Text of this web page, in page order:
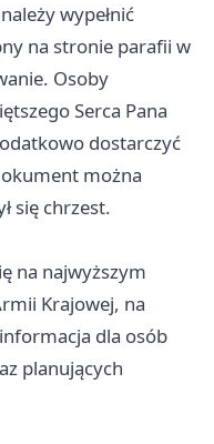
wypełnić
na stronie parafii w
Osoby
Serca Pana
dostarczyć
można
się chrzest.
na najwyższym
Krajowej, na
dla osób
planujących